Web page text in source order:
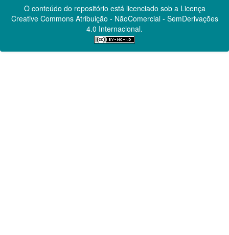
O conteúdo do repositório está licenciado sob a Licença
Creative CommonsAtribuição - NãoComercial - SemDerivações
4.0 Internacional.